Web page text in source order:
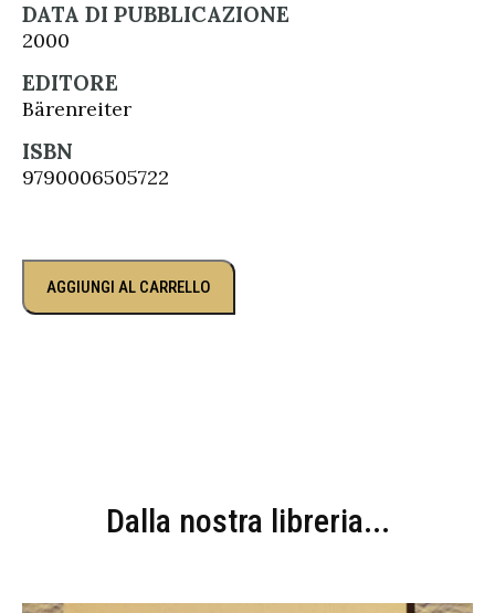
DATA DI PUBBLICAZIONE
2000
EDITORE
Bärenreiter
ISBN
9790006505722
AGGIUNGI AL CARRELLO
Dalla nostra libreria...